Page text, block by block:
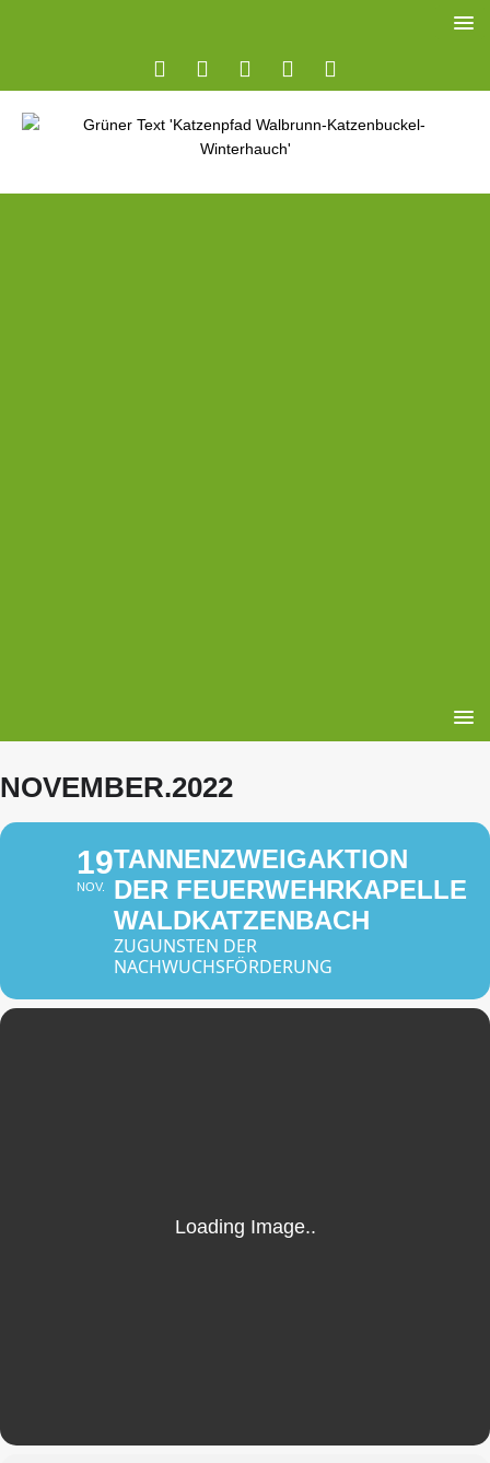
NOVEMBER.2022
19
NOV.
TANNENZWEIGAKTION
DER FEUERWEHRKAPELLE
WALDKATZENBACH
ZUGUNSTEN DER
NACHWUCHSFÖRDERUNG